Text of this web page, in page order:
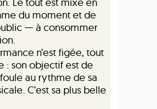
du moment et de
— à consommer
n’est figée, tout
: son objectif est de
au rythme de sa
C’est sa plus belle